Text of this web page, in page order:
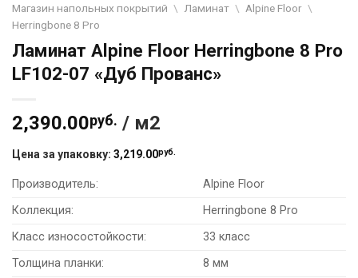
Магазин напольных покрытий \ Ламинат \ Alpine Floor \
Herringbone 8 Pro
Ламинат Alpine Floor Herringbone 8 Pro
LF102-07 «Дуб Прованс»
2,390.00руб. / м2
Цена за упаковку: 3,219.00руб.
Производитель:
Alpine Floor
Коллекция:
Herringbone 8 Pro
Класс износостойкости:
33 класс
Толщина планки:
8 мм